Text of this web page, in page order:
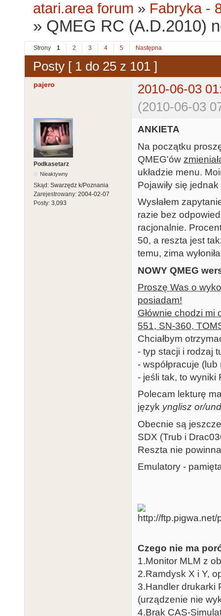
atari.area forum » Fabryka -
» QMEG RC (A.D.2010)
Strony 1 2 3 4 5 Następna
Posty [ 1 do 25 z 101 ]
pajero
2010-06-03
(2010-06-03
Podkasetarz
Nieaktywny
Skąd: Swarzędz k/Poznania
Zarejestrowany: 2004-02-07
Posty: 3,093
ANKIETA
Na początku
QMEG'ów
układzie menu.
Pojawiły się
Wysłałem
razie bez
racjonalnie.
50, a reszta jest
temu, zima
NOWY QMEG
Proszę Was o
posiadam!
Głównie chodzi
551, SN-360,
Chciałbym
- typ stacji i rodzaj
- współpracuje (lub
- jeśli tak, to wyniki
Polecam lekturę
język ynglisz or/
Obecnie są
SDX (Trub i
Reszta nie
Emulatory -
Czego nie ma
1.Monitor MLM z
2.Ramdysk X i Y,
3.Handler drukarki
(urządzenie nie
4.Brak CAS-